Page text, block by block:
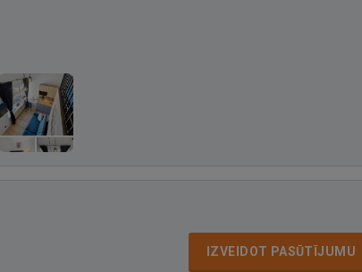
IZVEIDOT PASŪTĪJUMU